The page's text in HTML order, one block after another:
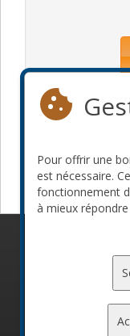
Pour offrir une
est nécessaire.
fonctionnement
à mieux